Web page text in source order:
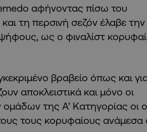
αφήνοντας πίσω του
τη περσινή σεζόν έλαβε
ως ο φιναλίστ
βραβείο όπως και
αποκλειστικά και μόνο οι
της Α’ Κατηγορίας οι
τους κορυφαίους ανάμεσα